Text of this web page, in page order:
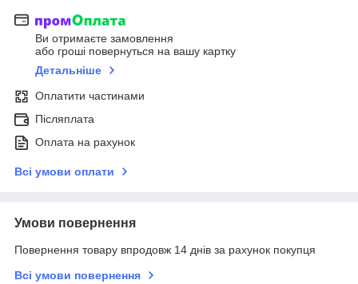
Ви отримаєте замовлення
або гроші повернуться на вашу картку
Детальніше
Оплатити частинами
Післяплата
Оплата на рахунок
Всі умови оплати
Умови повернення
Повернення товару впродовж 14 днів за рахунок покупця
Всі умови повернення